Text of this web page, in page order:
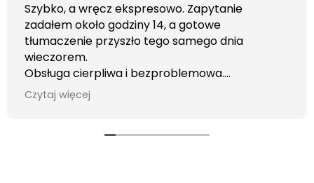
Szybko, a wręcz ekspresowo. Zapytanie
zadałem około godziny 14, a gotowe
tłumaczenie przyszło tego samego dnia
wieczorem.
Obsługa cierpliwa i bezproblemowa.
Otrzymałem wszelkie informacje i porady jaka
usługa będzie dla mnie najlepsza. Faktura także
Czytaj więcej